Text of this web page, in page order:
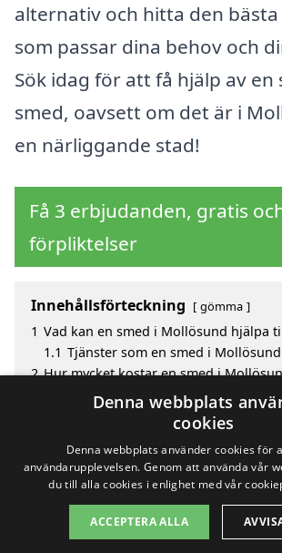
alternativ och hitta den
som passar dina behov och
Sök idag för att få hjälp av en
smed, oavsett om det är i
en närliggande stad!
Få 3 erbjudanden, gratis
förpliktelser
Innehållsförteckning gömma
1 Vad kan en smed i Mollösund hjälpa
1.1 Tjänster som en smed i
2 Hur mycket kostar en smed i
Fördelar med att välja smed i
Sök efter en skicklig smed i de
Copyright 2026 - Pilanto
Om / kontakt Blogg
Denna webbplats
cookies
Denna webbplats använder cookies för
användarupplevelsen. Genom att använda vår
du till alla cookies i enlighet med vår
ACCEPTERA ALLA